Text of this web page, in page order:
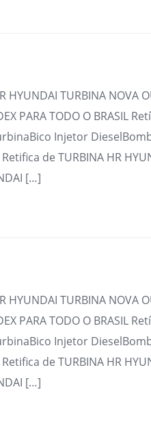
TURBINA NOVA
PARA TODO O BRASIL
Injetor
de TURBINA HR
[…]
TURBINA NOVA
PARA TODO O BRASIL
Injetor
de TURBINA HR
[…]